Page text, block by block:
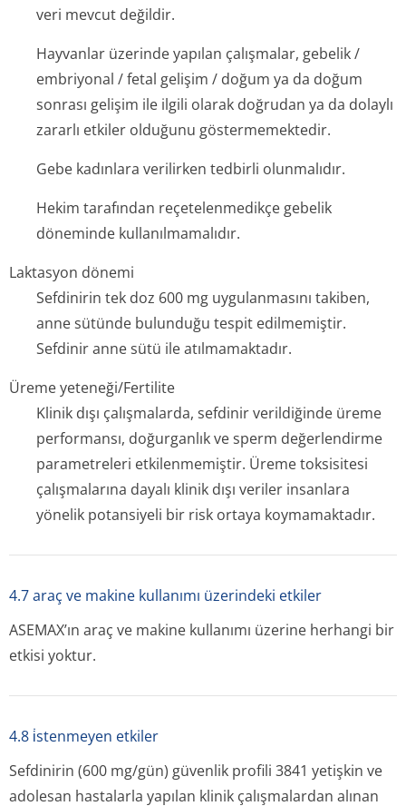
veri mevcut değildir.
Hayvanlar üzerinde yapılan çalışmalar, gebelik /
embriyonal / fetal gelişim / doğum ya da doğum
sonrası gelişim ile ilgili olarak doğrudan ya da dolaylı
zararlı etkiler olduğunu göstermemektedir.
Gebe kadınlara verilirken tedbirli olunmalıdır.
Hekim tarafından reçetelenmedikçe gebelik
döneminde kullanılmamalıdır.
Laktasyon dönemi
Sefdinirin tek doz 600 mg uygulanmasını takiben,
anne sütünde bulunduğu tespit edilmemiştir.
Sefdinir anne sütü ile atılmamaktadır.
Üreme yeteneği/Fertilite
Klinik dışı çalışmalarda, sefdinir verildiğinde üreme
performansı, doğurganlık ve sperm değerlendirme
parametreleri etkilenmemiştir. Üreme toksisitesi
çalışmalarına dayalı klinik dışı veriler insanlara
yönelik potansiyeli bir risk ortaya koymamaktadır.
4.7 araç ve makine kullanımı üzerindeki etkiler
ASEMAX’ın araç ve makine kullanımı üzerine herhangi bir
etkisi yoktur.
4.8 i̇stenmeyen etkiler
Sefdinirin (600 mg/gün) güvenlik profili 3841 yetişkin ve
adolesan hastalarla yapılan klinik çalışmalardan alınan